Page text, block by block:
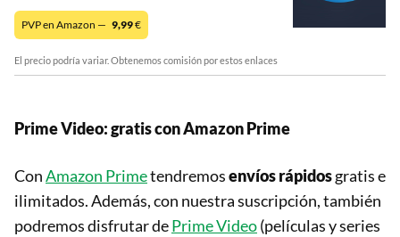
PVP en Amazon — 9,99€
El precio podría variar. Obtenemos comisión por estos enlaces
Prime Video: gratis con Amazon Prime
ConAmazon Primetendremosenvíos rápidosgratis e
ilimitados. Además, con nuestra suscripción, también
podremos disfrutar dePrime Video(películas y series